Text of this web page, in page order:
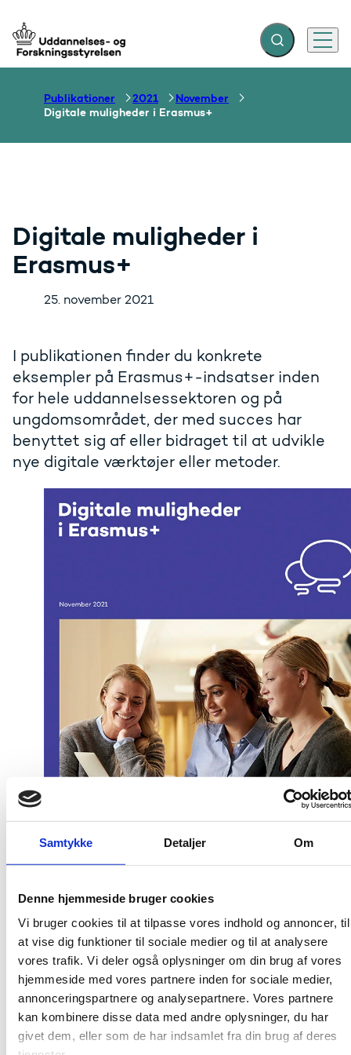
Samtykke Detaljer Om
Denne hjemmeside bruger cookies
Vi bruger cookies til at tilpasse vores indhold og annoncer, til
at vise dig funktioner til sociale medier og til at analysere
vores trafik. Vi deler også oplysninger om din brug af vores
hjemmeside med vores partnere inden for sociale medier,
annonceringspartnere og analysepartnere. Vores partnere
kan kombinere disse data med andre oplysninger, du har
givet dem, eller som de har indsamlet fra din brug af deres
Gå til forsiden Fold søgefelt ud
Menu
Publikationer 2021
November
Digitale muligheder i Erasmus+
Digitale muligheder i
Erasmus+
25. november 2021
I publikationen finder du konkrete
eksempler på Erasmus+-indsatser inden
for hele uddannelsessektoren og på
ungdomsområdet, der med succes har
benyttet sig af eller bidraget til at udvikle
nye digitale værktøjer eller metoder.
Publiceringsdato: 25. november 2021
Internet ISBN: 978-87-93807-45-7
Udgiver: Uddannelses- og Forskningsstyrelsen